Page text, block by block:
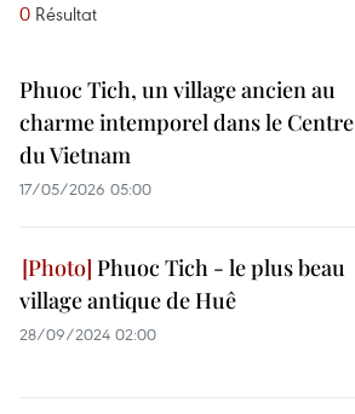
0 Résultat
Phuoc Tich, un village ancien au
charme intemporel dans le Centre
du Vietnam
17/05/2026 05:00
Phuoc Tich - le plus beau
village antique de Huê
28/09/2024 02:00